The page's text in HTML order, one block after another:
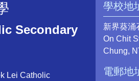
Secondary
Lei Catholic
學校地
新界葵涌
On Chit
Chung,
電郵地